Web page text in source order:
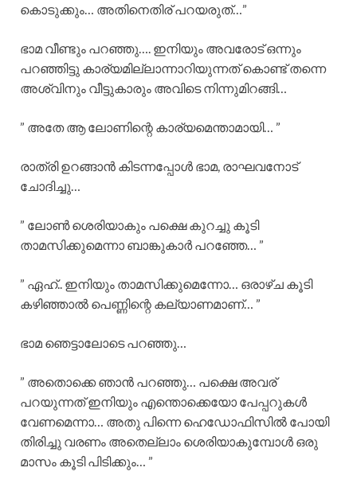
കൊടുക്കും… അതിനെതിര് പറയരുത്…”
ഭാമ വീണ്ടും പറഞ്ഞു…. ഇനിയും അവരോട് ഒന്നും
പറഞ്ഞിട്ടു കാര്യമില്ലാന്നാറിയുന്നത് കൊണ്ട് തന്നെ
അശ്വിനും വീട്ടുകാരും അവിടെ നിന്നുമിറങ്ങി…
” അതേ ആ ലോണിന്റെ കാര്യമെന്താമായി… ”
രാത്രി ഉറങ്ങാൻ കിടന്നപ്പോൾ ഭാമ, രാഘവനോട്
ചോദിച്ചു…
” ലോൺ ശെരിയാകും പക്ഷെ കുറച്ചു കൂടി
താമസിക്കുമെന്നാ ബാങ്കുകാർ പറഞ്ഞേ… ”
” ഏഹ്.. ഇനിയും താമസിക്കുമെന്നോ… ഒരാഴ്ച കൂടി
കഴിഞ്ഞാൽ പെണ്ണിന്റെ കല്യാണമാണ്… ”
ഭാമ ഞെട്ടാലോടെ പറഞ്ഞു…
” അതൊക്കെ ഞാൻ പറഞ്ഞു… പക്ഷെ അവര്
പറയുന്നത് ഇനിയും എന്തൊക്കെയോ പേപ്പറുകൾ
വേണമെന്നാ… അതു പിന്നെ ഹെഡോഫിസിൽ പോയി
തിരിച്ചു വരണം അതെല്ലാം ശെരിയാകുമ്പോൾ ഒരു
മാസം കൂടി പിടിക്കും… ”